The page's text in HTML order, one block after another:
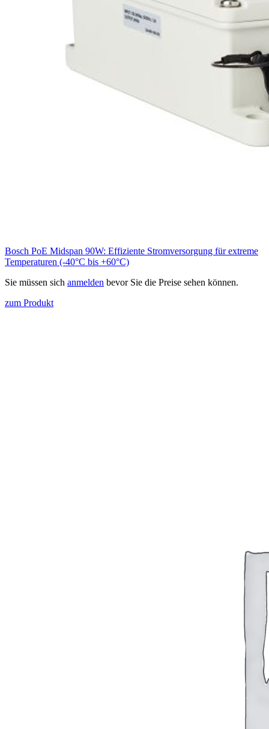
Bosch PoE Midspan 90W: Effiziente Stromversorgung für extreme
Temperaturen (-40°C bis +60°C)
Sie müssen sich anmelden bevor Sie die Preise sehen können.
zum Produkt